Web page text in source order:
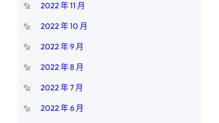
2022 年 11 月
2022 年 10 月
2022 年 9 月
2022 年 8 月
2022 年 7 月
2022 年 6 月